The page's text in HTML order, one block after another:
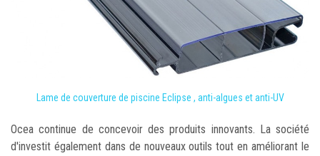
Lame de couverture de piscine Eclipse , anti-algues et anti-UV
Ocea continue de concevoir des produits innovants. La société
d'investit également dans de nouveaux outils tout en améliorant le